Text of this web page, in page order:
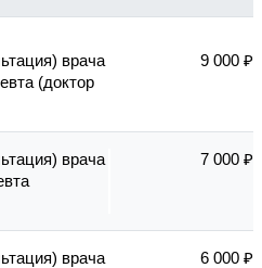
врача
(доктор
9 000 ₽
врача
7 000 ₽
врача
6 000 ₽